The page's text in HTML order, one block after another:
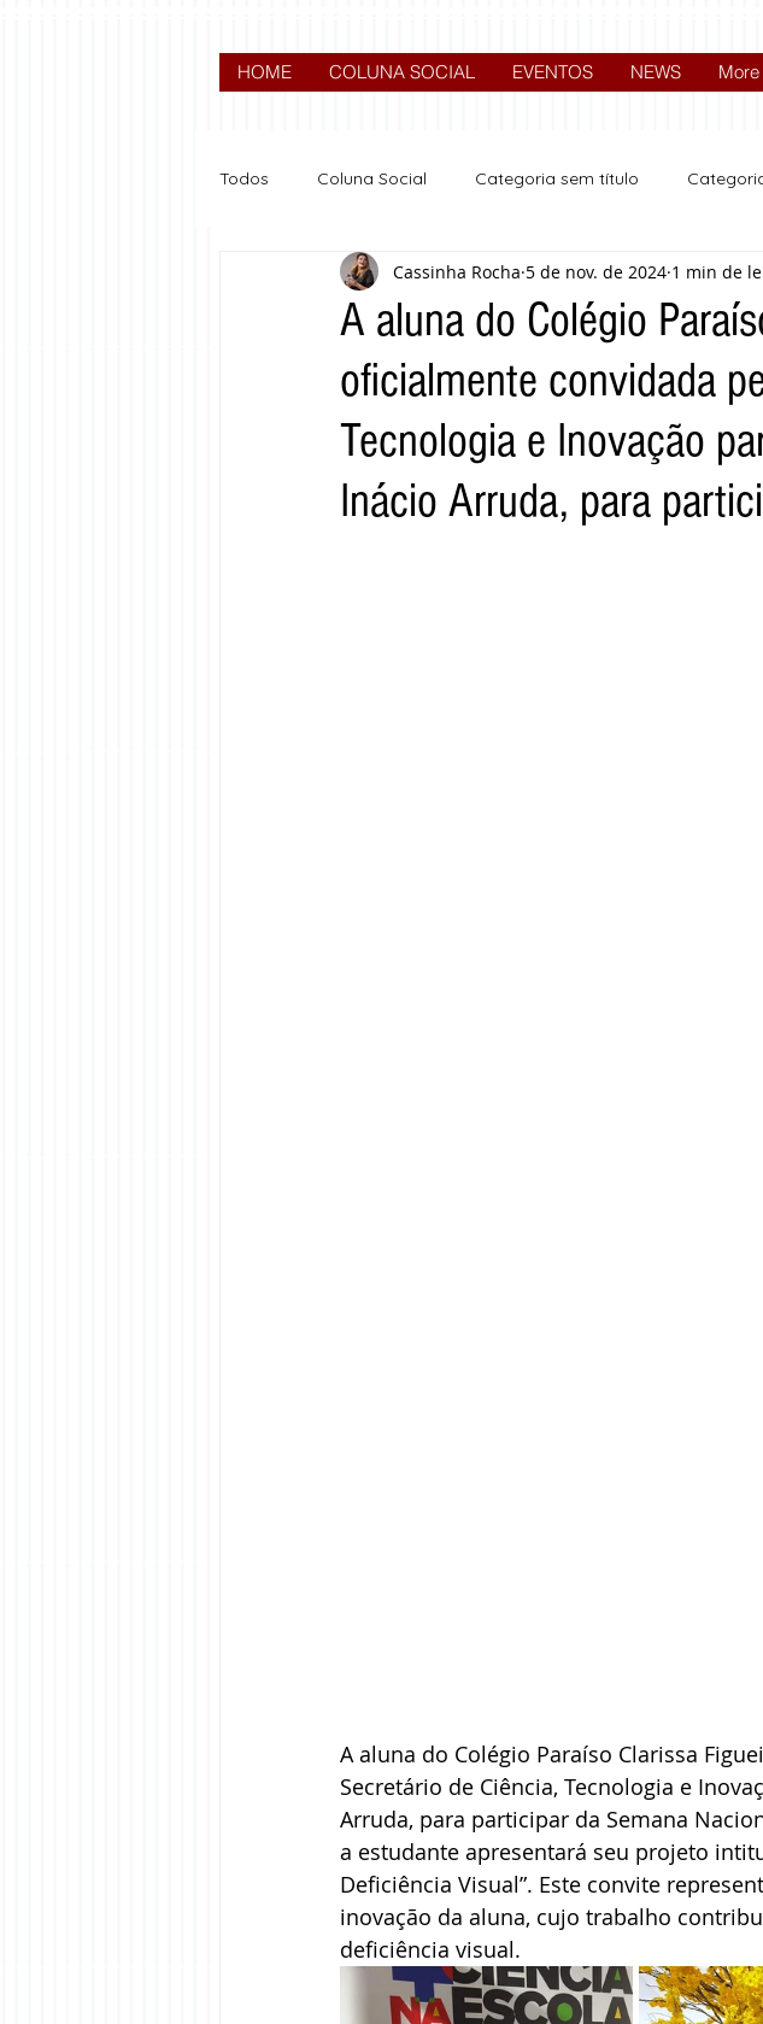
HOME COLUNA SOCIAL EVENTOS NEWS More
Todos Coluna Social Categoria sem título
Nova categoria Expocrato 2024
A aluna do Colégio
oficialmente convidada
Tecnologia e Inovação
Inácio Arruda, para
Cassinha Rocha 5 de nov. de 2024 1 min de
A aluna do Colégio Paraíso Clarissa
Secretário de Ciência, Tecnologia e
Arruda, para participar da Semana
a estudante apresentará seu projeto
Deficiência Visual”. Este convite
inovação da aluna, cujo trabalho
deficiência visual.